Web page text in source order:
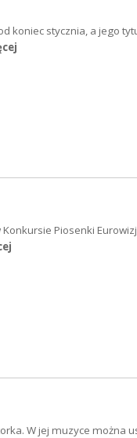
koniec stycznia, a jego
Piosenki
W jej muzyce można